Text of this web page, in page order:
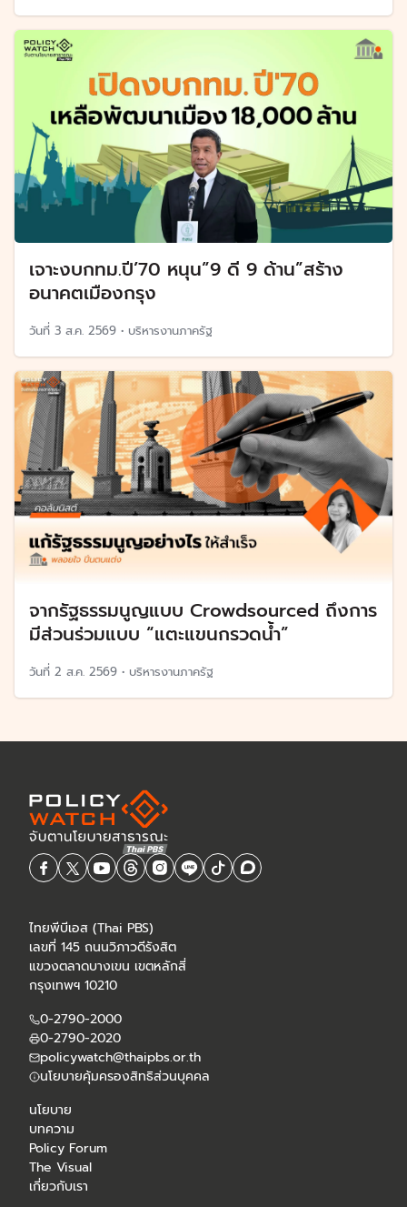
เจาะงบกทม.ปี’70 หนุน”9 ดี 9 ด้าน”สร้าง
อนาคตเมืองกรุง
วันที่ 3 ส.ค. 2569 • บริหารงานภาครัฐ
จากรัฐธรรมนูญแบบ Crowdsourced ถึงการ
มีส่วนร่วมแบบ “แตะแขนกรวดน้ำ”
วันที่ 2 ส.ค. 2569 • บริหารงานภาครัฐ
ไทยพีบีเอส (Thai PBS)
เลขที่ 145 ถนนวิภาวดีรังสิต
แขวงตลาดบางเขน เขตหลักสี่
กรุงเทพฯ 10210
0-2790-2000
0-2790-2020
policywatch@thaipbs.or.th
นโยบายคุ้มครองสิทธิส่วนบุคคล
นโยบาย
บทความ
Policy Forum
The Visual
เกี่ยวกับเรา